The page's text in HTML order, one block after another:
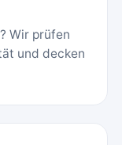
Wir prüfen
und decken